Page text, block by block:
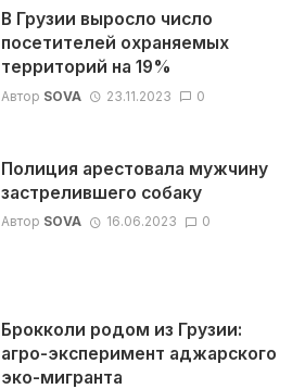
В Грузии выросло число
посетителей охраняемых
территорий на 19%
Автор SOVA 23.11.2023 0
Полиция арестовала мужчину
застрелившего собаку
Автор SOVA 16.06.2023 0
Брокколи родом из Грузии:
агро-эксперимент аджарского
эко-мигранта